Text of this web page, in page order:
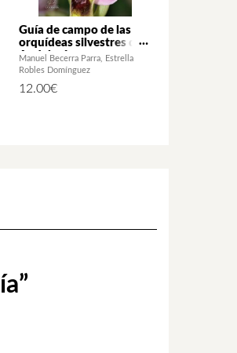
Guía de campo de las
orquídeas silvestres de
Andalucía
Manuel Becerra Parra
Estrella
Robles Domínguez
12.00€